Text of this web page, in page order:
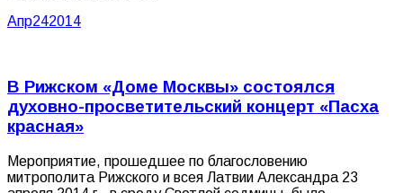
Апр242014
В Рижском «Доме Москвы» состоялся
духовно-просветительский концерт «Пасха
красная»
Мероприятие, прошедшее по благословению
митрополита Рижского и всея Латвии Александра 23